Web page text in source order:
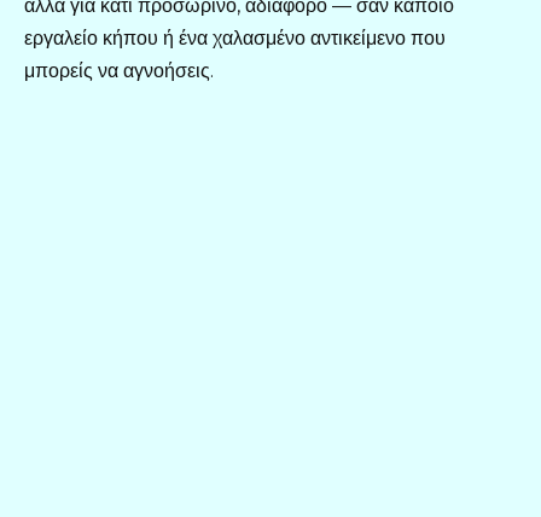
αλλά για κάτι προσωρινό, αδιάφορο — σαν κάποιο
εργαλείο κήπου ή ένα χαλασμένο αντικείμενο που
μπορείς να αγνοήσεις.